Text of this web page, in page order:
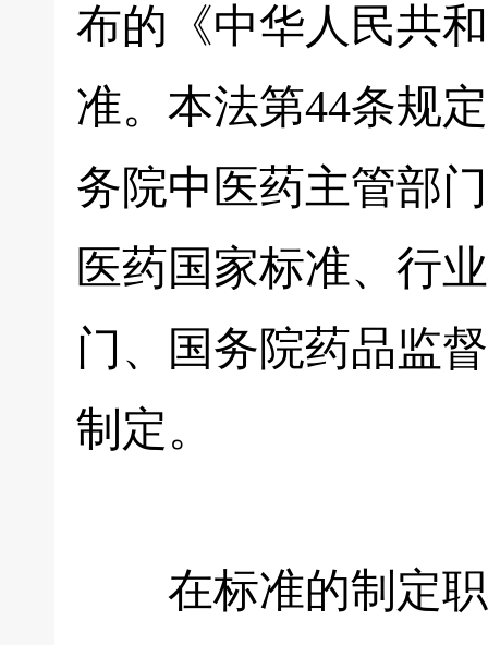
布的《中华人民共
准。本法第44条规
务院中医药主管部
医药国家标准、行
门、国务院药品监
制定。
在标准的制定职